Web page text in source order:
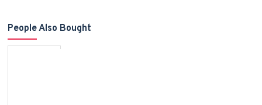
People Also Bought